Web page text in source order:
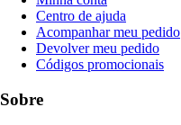
Centro de ajuda
Acompanhar meu pedido
Devolver meu pedido
Códigos promocionais
Sobre